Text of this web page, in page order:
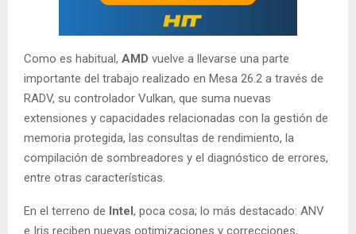
Como es habitual, AMD vuelve a llevarse una parte
importante del trabajo realizado en Mesa 26.2 a través de
RADV, su controlador Vulkan, que suma nuevas
extensiones y capacidades relacionadas con la gestión de
memoria protegida, las consultas de rendimiento, la
compilación de sombreadores y el diagnóstico de errores,
entre otras características.
En el terreno de Intel, poca cosa; lo más destacado: ANV
e Iris reciben nuevas optimizaciones y correcciones,